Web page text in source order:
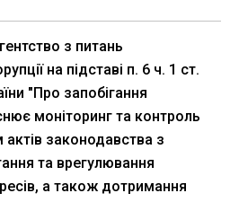
з питань
на підставі п. 6 ч. 1 ст.
"Про запобігання
моніторинг та контроль
законодавства з
та врегулювання
а також дотримання